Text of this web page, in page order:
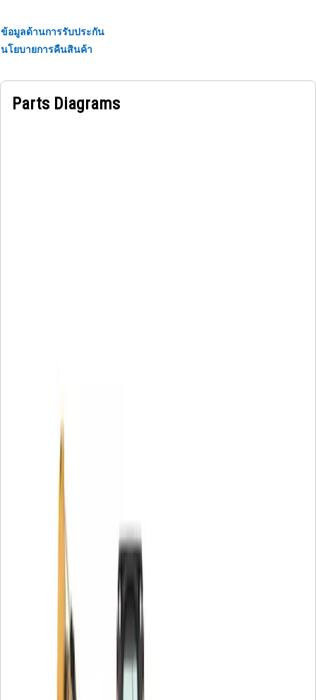
ข้อมูลด้านการรับประกัน
นโยบายการคืนสินค้า
Parts Diagrams